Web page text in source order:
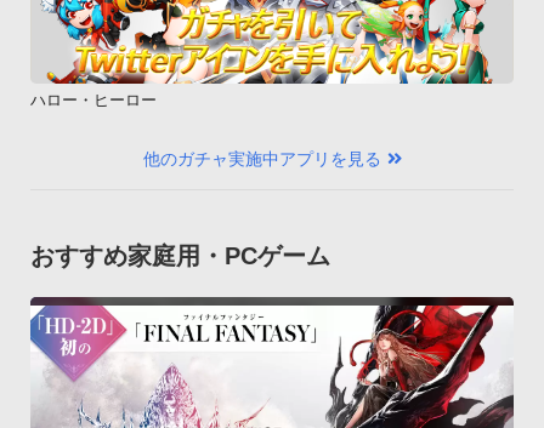
ハロー・ヒーロー
他のガチャ実施中アプリを見る
おすすめ家庭用・PCゲーム